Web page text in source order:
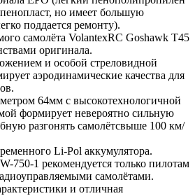
но имеет большую
поддается ремонту).
самолёта VolantexRC Goshawk T45
оригинала.
и особой стреловидной
аэродинамические качества для
64мм с высокотехнологичной
формирует невероятно сильную
разгонять самолётсвыше 100 км/
Li-Pol аккумулятора.
750-1 рекомендуется только пилотам
самолётами.
и отличная